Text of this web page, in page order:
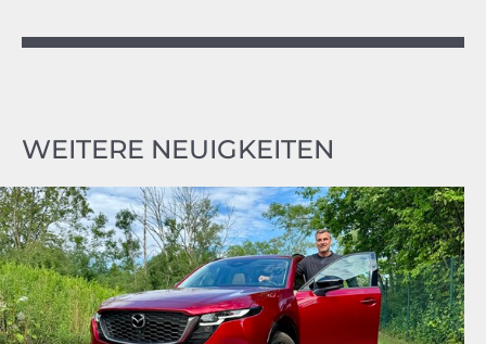
WEITERE NEUIGKEITEN